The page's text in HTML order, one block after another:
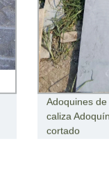
Adoquines
caliza
cortado